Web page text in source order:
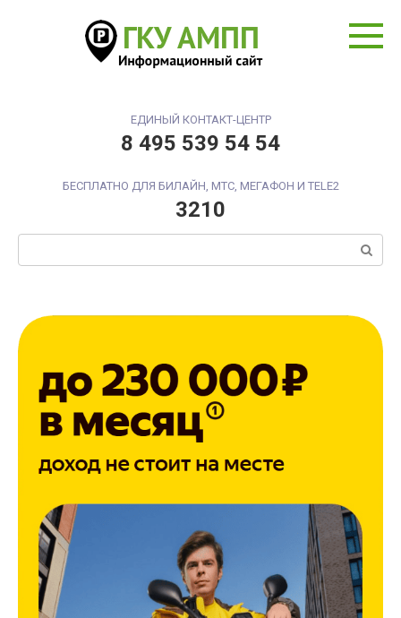
ЕДИНЫЙ КОНТАКТ-ЦЕНТР
8 495 539 54 54
БЕСПЛАТНО ДЛЯ БИЛАЙН, МТС, МЕГАФОН И TELE2
3210
Поиск: